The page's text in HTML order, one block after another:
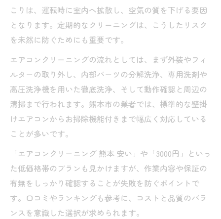
こりは、運転時に室内へ拡散し、空気の質を下げる要因
となります。定期的なクリーニングは、こうしたリスク
を未然に防ぐためにも重要です。
エアコンクリーニングの流れとしては、まず外装やフィ
ルターの取り外し、内部パーツの分解洗浄、専用洗剤や
高圧洗浄機を用いた徹底洗浄、そして動作確認と周辺の
清掃まで行われます。熊本市の業者では、標準的な壁掛
けエアコンからお掃除機能付きまで幅広く対応している
ことが多いです。
「エアコンクリーニング 熊本 安い」や「3000円」といっ
た低価格帯のプランも見かけますが、作業内容や保証の
有無をしっかり確認することが失敗を防ぐポイントで
す。口コミやランキングも参考に、コストと品質のバラ
ンスを意識した選択が求められます。